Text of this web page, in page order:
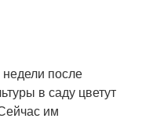
после
в саду цветут
им